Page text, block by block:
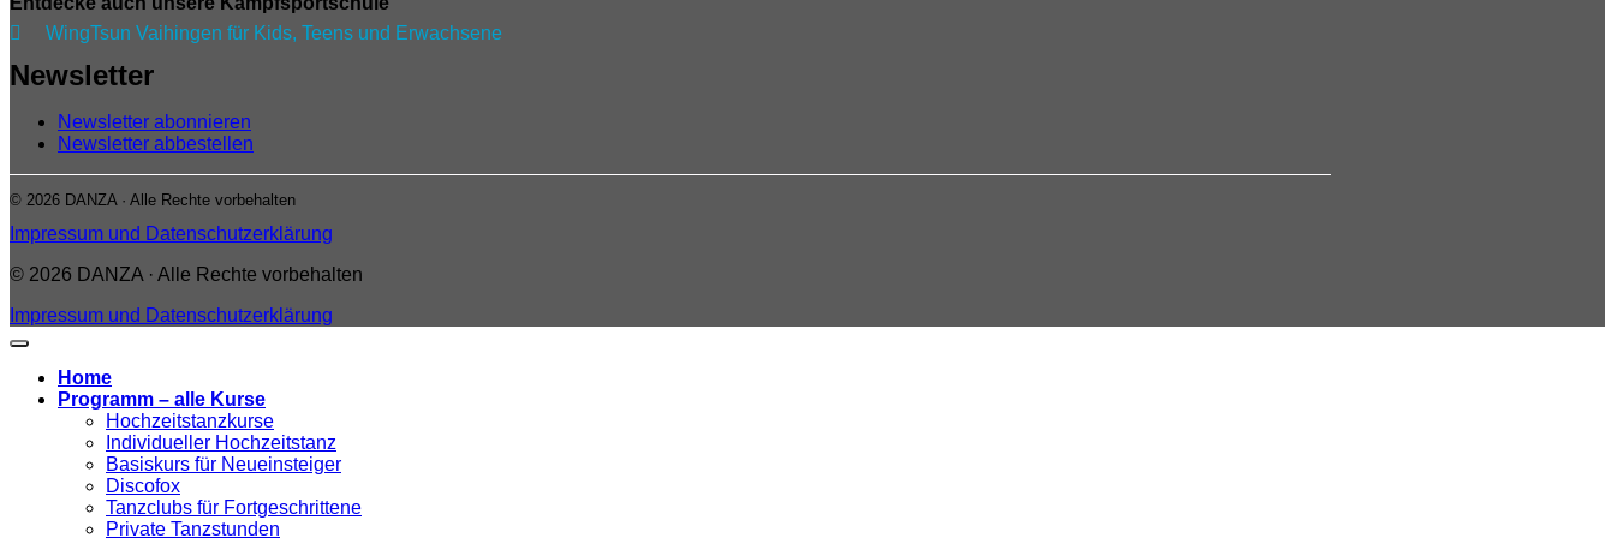

WingTsun Vaihingen für Kids, Teens und Erwachsene
Newsletter
Newsletter abonnieren
Newsletter abbestellen
© 2026 DANZA · Alle Rechte vorbehalten
Impressum und Datenschutzerklärung
© 2026 DANZA · Alle Rechte vorbehalten
Impressum und Datenschutzerklärung
Home
Programm – alle Kurse
Hochzeitstanzkurse
Individueller Hochzeitstanz
Basiskurs für Neueinsteiger
Discofox
Tanzclubs für Fortgeschrittene
Private Tanzstunden